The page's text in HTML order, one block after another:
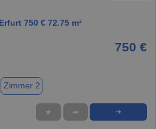
750 € 72.75 m²
750 €
Zimmer 2
★ ➦ ➜